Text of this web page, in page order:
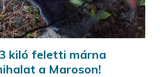
kiló feletti márna
a Maroson!